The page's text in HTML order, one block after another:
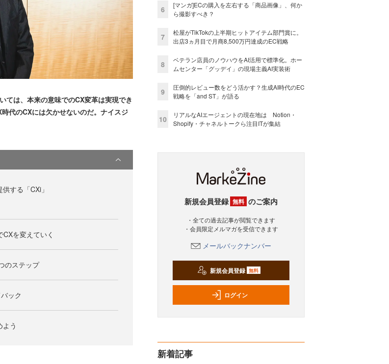
ては、本来の意味でのCX変革は実現でき
代のCXには欠かせないのだ。ナイスジ
する「CXi」
を変えていく
のステップ
ック
よう
6
[マンガ]ECの購入を左右する「商品画像」、何か
ら撮影すべき？
7
松屋がTikTokの上半期ヒットアイテム部門賞に。
出店3ヵ月目で月商8,500万円達成のEC戦略
8
ベテラン店員のノウハウをAI活用で標準化。ホー
ムセンター「グッデイ」の現場主義AI実装術
9
圧倒的レビュー数をどう活かす？生成AI時代のEC
戦略を「and ST」が語る
10
リアルなAIエージェントの現在地は Notion・
Shopify・チャネルトークら注目ITが集結
新規会員登録 無料 のご案内
・全ての過去記事が閲覧できます
・会員限定メルマガを受信できます
メールバックナンバー
新規会員登録 無料
ログイン
新着記事